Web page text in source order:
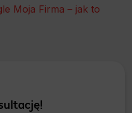
Moja Firma – jak to